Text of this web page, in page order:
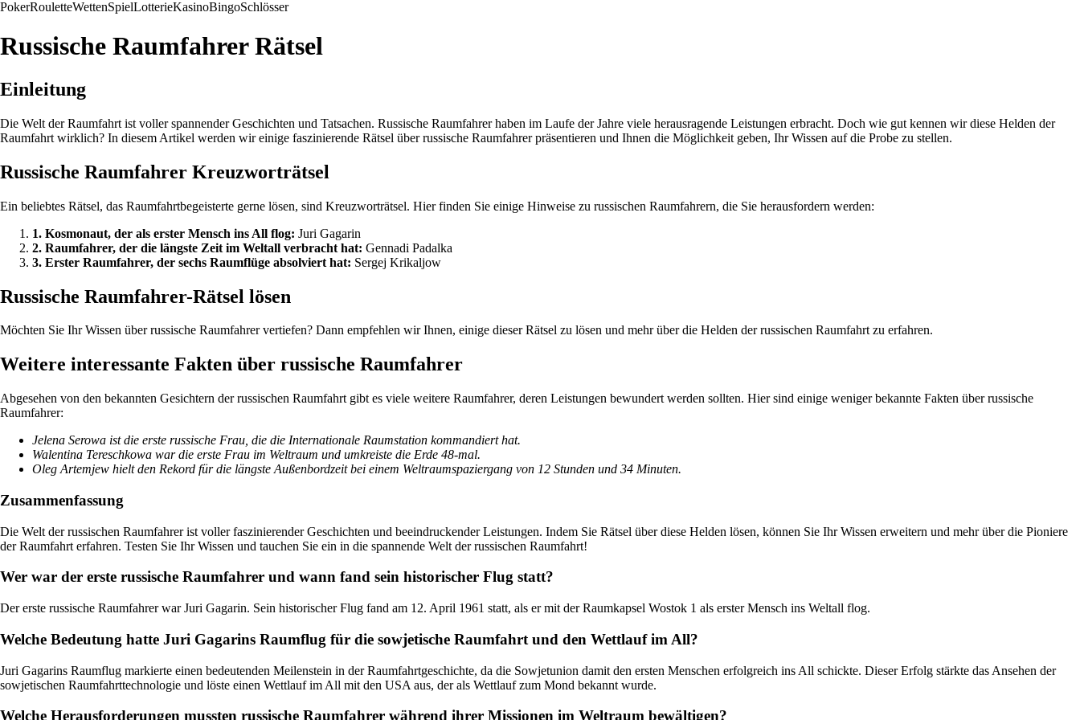
PokerRouletteWettenSpielLotterieKasinoBingoSchlösser
Russische Raumfahrer Rätsel
Einleitung
Die Welt der Raumfahrt ist voller spannender Geschichten und Tatsachen. Russische Raumfahrer haben im Laufe der Jahre viele herausragende Leistungen erbracht. Doch wie gut kennen wir diese Helden der
Raumfahrt wirklich? In diesem Artikel werden wir einige faszinierende Rätsel über russische Raumfahrer präsentieren und Ihnen die Möglichkeit geben, Ihr Wissen auf die Probe zu stellen.
Russische Raumfahrer Kreuzworträtsel
Ein beliebtes Rätsel, das Raumfahrtbegeisterte gerne lösen, sind Kreuzworträtsel. Hier finden Sie einige Hinweise zu russischen Raumfahrern, die Sie herausfordern werden:
1. Kosmonaut, der als erster Mensch ins All flog: Juri Gagarin
2. Raumfahrer, der die längste Zeit im Weltall verbracht hat: Gennadi Padalka
3. Erster Raumfahrer, der sechs Raumflüge absolviert hat: Sergej Krikaljow
Russische Raumfahrer-Rätsel lösen
Möchten Sie Ihr Wissen über russische Raumfahrer vertiefen? Dann empfehlen wir Ihnen, einige dieser Rätsel zu lösen und mehr über die Helden der russischen Raumfahrt zu erfahren.
Weitere interessante Fakten über russische Raumfahrer
Abgesehen von den bekannten Gesichtern der russischen Raumfahrt gibt es viele weitere Raumfahrer, deren Leistungen bewundert werden sollten. Hier sind einige weniger bekannte Fakten über russische
Raumfahrer:
Jelena Serowa ist die erste russische Frau, die die Internationale Raumstation kommandiert hat.
Walentina Tereschkowa war die erste Frau im Weltraum und umkreiste die Erde 48-mal.
Oleg Artemjew hielt den Rekord für die längste Außenbordzeit bei einem Weltraumspaziergang von 12 Stunden und 34 Minuten.
Zusammenfassung
Die Welt der russischen Raumfahrer ist voller faszinierender Geschichten und beeindruckender Leistungen. Indem Sie Rätsel über diese Helden lösen, können Sie Ihr Wissen erweitern und mehr über die Pioniere
der Raumfahrt erfahren. Testen Sie Ihr Wissen und tauchen Sie ein in die spannende Welt der russischen Raumfahrt!
Wer war der erste russische Raumfahrer und wann fand sein historischer Flug statt?
Der erste russische Raumfahrer war Juri Gagarin. Sein historischer Flug fand am 12. April 1961 statt, als er mit der Raumkapsel Wostok 1 als erster Mensch ins Weltall flog.
Welche Bedeutung hatte Juri Gagarins Raumflug für die sowjetische Raumfahrt und den Wettlauf im All?
Juri Gagarins Raumflug markierte einen bedeutenden Meilenstein in der Raumfahrtgeschichte, da die Sowjetunion damit den ersten Menschen erfolgreich ins All schickte. Dieser Erfolg stärkte das Ansehen der
sowjetischen Raumfahrttechnologie und löste einen Wettlauf im All mit den USA aus, der als Wettlauf zum Mond bekannt wurde.
Welche Herausforderungen mussten russische Raumfahrer während ihrer Missionen im Weltraum bewältigen?